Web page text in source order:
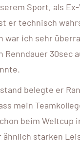
Sport, als
er technisch
war ich sehr
Renndauer 30sec
belegte er
mein
beim Weltcup
ähnlich starken